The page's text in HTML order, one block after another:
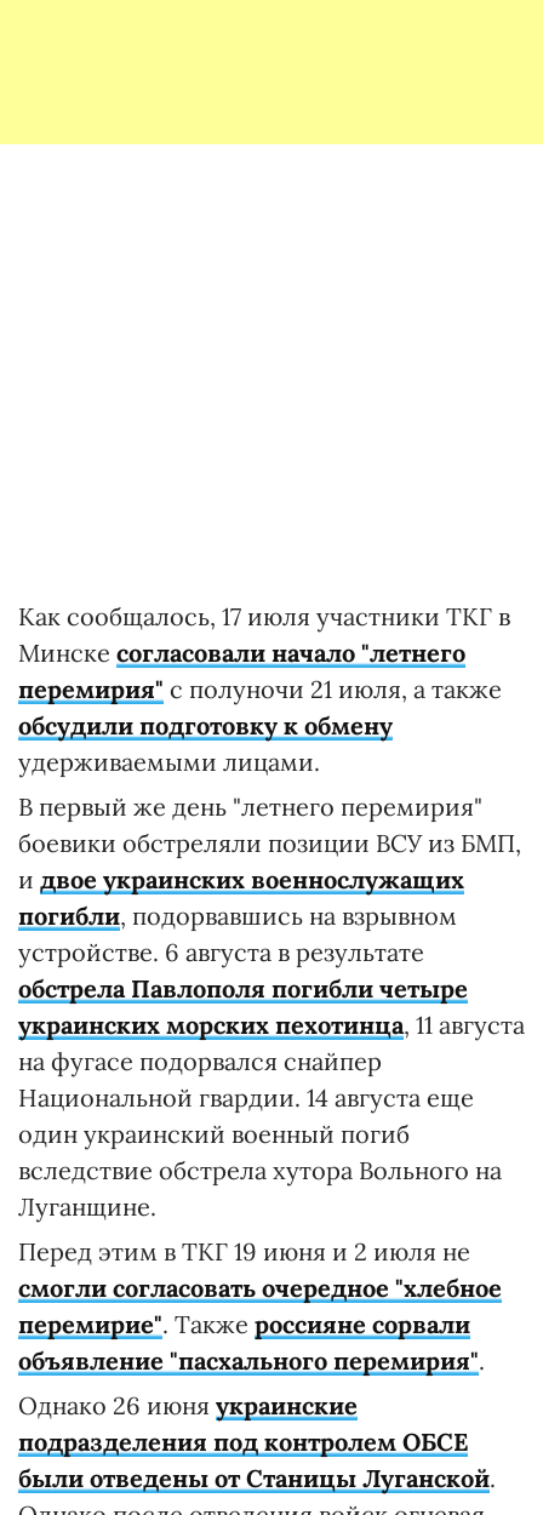
Как сообщалось, 17 июля участники ТКГ в
Минске согласовали начало "летнего
перемирия" с полуночи 21 июля, а также
обсудили подготовку к обмену
удерживаемыми лицами.
В первый же день "летнего перемирия"
боевики обстреляли позиции ВСУ из БМП,
и двое украинских военнослужащих
погибли, подорвавшись на взрывном
устройстве. 6 августа в результате
обстрела Павлополя погибли четыре
украинских морских пехотинца, 11 августа
на фугасе подорвался снайпер
Национальной гвардии. 14 августа еще
один украинский военный погиб
вследствие обстрела хутора Вольного на
Луганщине.
Перед этим в ТКГ 19 июня и 2 июля не
смогли согласовать очередное "хлебное
перемирие". Также россияне сорвали
объявление "пасхального перемирия".
Однако 26 июня украинские
подразделения под контролем ОБСЕ
были отведены от Станицы Луганской.